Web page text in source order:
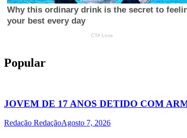
Popular
JOVEM DE 17 ANOS DETIDO COM
Redação RedaçãoAgosto 7, 2026